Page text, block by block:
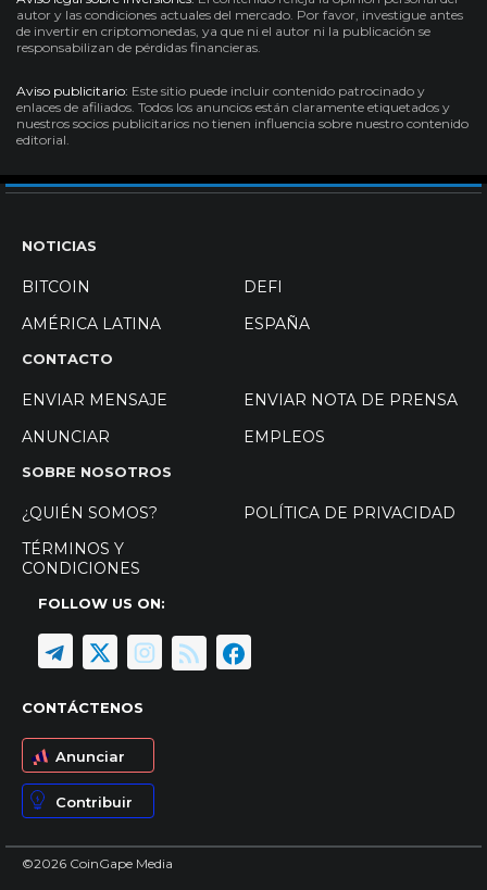
autor y las condiciones actuales del mercado. Por favor, investigue antes
de invertir en criptomonedas, ya que ni el autor ni la publicación se
responsabilizan de pérdidas financieras.
Aviso publicitario: Este sitio puede incluir contenido patrocinado y
enlaces de afiliados. Todos los anuncios están claramente etiquetados y
nuestros socios publicitarios no tienen influencia sobre nuestro contenido
editorial.
NOTICIAS
BITCOIN
DEFI
AMÉRICA LATINA
ESPAÑA
CONTACTO
ENVIAR MENSAJE
ENVIAR NOTA DE PRENSA
ANUNCIAR
EMPLEOS
SOBRE NOSOTROS
¿QUIÉN SOMOS?
POLÍTICA DE PRIVACIDAD
TÉRMINOS Y
CONDICIONES
FOLLOW US ON:
CONTÁCTENOS
Anunciar
Contribuir
©2026 CoinGape Media